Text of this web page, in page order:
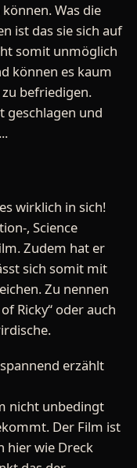
Was die
ist das sie sich auf
somit unmöglich
können es kaum
befriedigen.
geschlagen und
wirklich in sich!
, Science
Zudem hat er
sich somit mit
Zu nennen
Ricky“ oder auch
erzählt
nicht unbedingt
Der Film ist
hier wie Dreck